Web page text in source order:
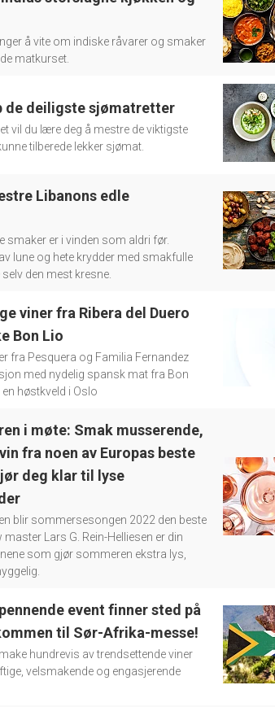
å vite om indiske råvarer og smaker
matkurset.
de deiligste sjømatretter
vil du lære deg å mestre de viktigste
tilberede lekker sjømat.
Libanons edle
smaker er i vinden som aldri før.
lune og hete krydder med smakfulle
den mest kresne.
viner fra Ribera del Duero
Bon Lio
fra Pesquera og Familia Fernandez
med nydelig spansk mat fra Bon
en høstkveld i Oslo
i møte: Smak musserende,
fra noen av Europas beste
deg klar til lyse
blir sommersesongen 2022 den beste
Lars G. Rein-Helliesen er din
som gjør sommeren ekstra lys,
event finner sted på
til Sør-Afrika-messe!
hundrevis av trendsettende viner
velsmakende og engasjerende